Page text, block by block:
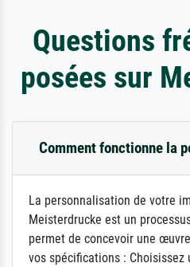
Questions
posées sur
Comment fonctionne la
La personnalisation de votre
Meisterdrucke est un
permet de concevoir une
vos spécifications : Choisissez